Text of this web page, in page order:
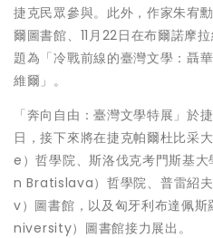
捷克民眾參與。此外，作家朱宥
爾圖書館、11月22日在布爾諾摩
題為「冷戰前線的臺灣文學：聶
維爾」。
「奔向自由：臺灣文學特展」於
日，接下來將在捷克帕爾杜比
e）哲學院、斯洛伐克考門斯基
n Bratislava）哲學院、普雷紹
v）圖書館，以及匈牙利布達佩
niversity）圖書館接力展出。